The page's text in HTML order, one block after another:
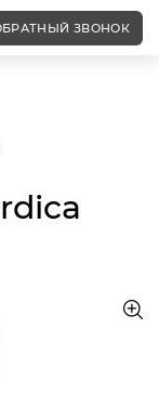
follow"/>
ЗВОНОК